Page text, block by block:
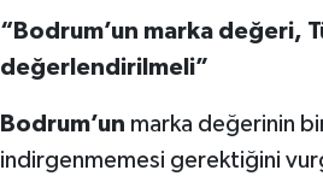
“Bodrum’un marka değeri,
değerlendirilmeli”
Bodrum’un marka değerinin
indirgenmemesi gerektiğini